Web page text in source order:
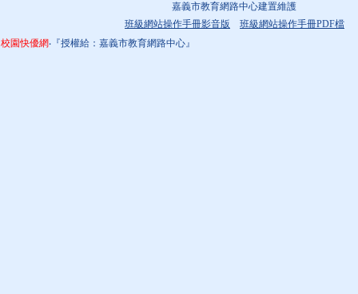
嘉義市教育網路中心建置維護
班級網站操作手冊影音版
班級網站操作手冊PDF檔
校園快優網‧『授權給：嘉義市教育網路中心』